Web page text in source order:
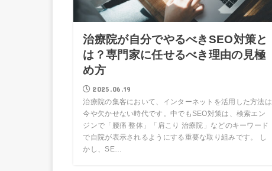
治療院が自分でやるべきSEO対策と
は？専門家に任せるべき理由の見極
め方
2025.06.19
治療院の集客において、インターネットを活用した方法は
今や欠かせない時代です。中でもSEO対策は、検索エン
ジンで「腰痛 整体」「肩こり 治療院」などのキーワード
で自院が表示されるようにする重要な取り組みです。 し
かし、SE…